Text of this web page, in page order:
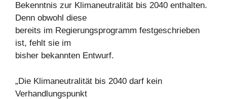
Bekenntnis zur Klimaneutralität bis 2040 enthalten.
Denn obwohl diese
bereits im Regierungsprogramm festgeschrieben
ist, fehlt sie im
bisher bekannten Entwurf.
„Die Klimaneutralität bis 2040 darf kein
Verhandlungspunkt